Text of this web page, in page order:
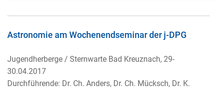
Astronomie am Wochenendseminar der j-DPG
Jugendherberge / Sternwarte Bad Kreuznach, 29-
30.04.2017
Durchführende: Dr. Ch. Anders, Dr. Ch. Mücksch, Dr. K.